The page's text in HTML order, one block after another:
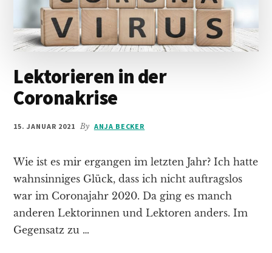
Lektorieren in der
Coronakrise
15. JANUAR 2021 By ANJA BECKER
Wie ist es mir ergangen im letzten Jahr? Ich hatte
wahnsinniges Glück, dass ich nicht auftragslos
war im Coronajahr 2020. Da ging es manch
anderen Lektorinnen und Lektoren anders. Im
Gegensatz zu …